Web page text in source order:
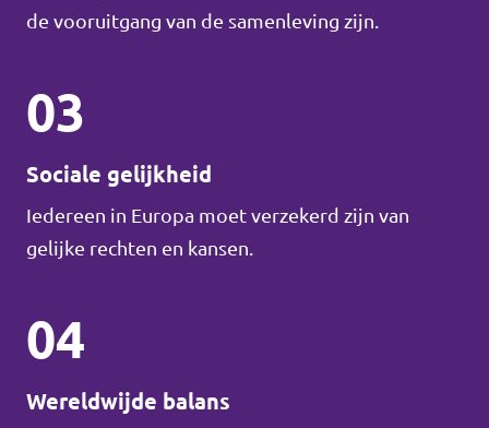
de vooruitgang van de samenleving zijn.
03
Sociale gelijkheid
Iedereen in Europa moet verzekerd zijn van
gelijke rechten en kansen.
04
Wereldwijde balans